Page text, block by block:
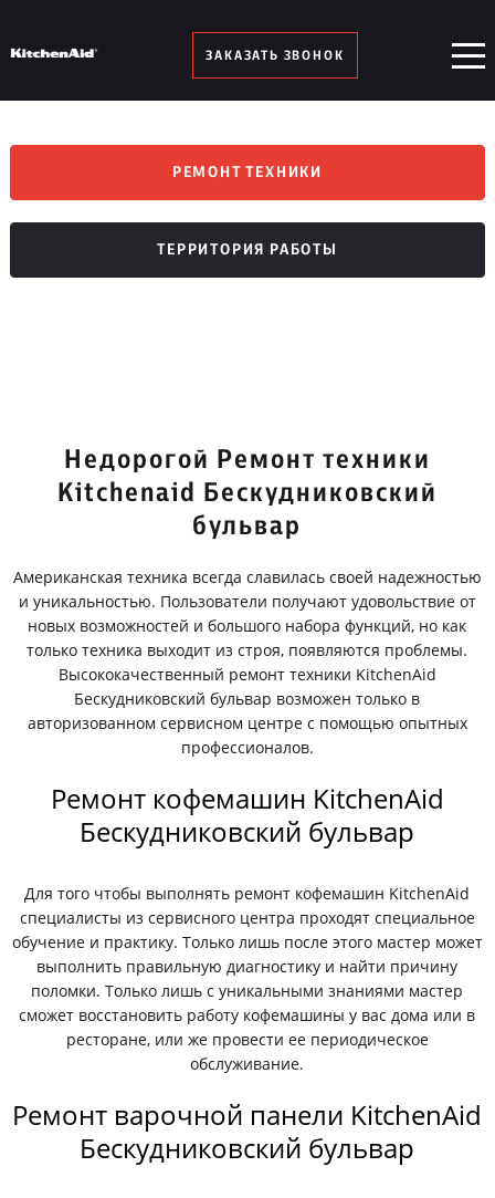
ЗАКАЗАТЬ ЗВОНОК
РЕМОНТ ТЕХНИКИ
ТЕРРИТОРИЯ РАБОТЫ
Недорогой Ремонт техники
Kitchenaid Бескудниковский
бульвар
Американская техника всегда славилась своей надежностью
и уникальностью. Пользователи получают удовольствие от
новых возможностей и большого набора функций, но как
только техника выходит из строя, появляются проблемы.
Высококачественный ремонт техники KitchenAid
Бескудниковский бульвар возможен только в
авторизованном сервисном центре с помощью опытных
профессионалов.
Ремонт кофемашин KitchenAid
Бескудниковский бульвар
Для того чтобы выполнять ремонт кофемашин KitchenAid
специалисты из сервисного центра проходят специальное
обучение и практику. Только лишь после этого мастер может
выполнить правильную диагностику и найти причину
поломки. Только лишь с уникальными знаниями мастер
сможет восстановить работу кофемашины у вас дома или в
ресторане, или же провести ее периодическое
обслуживание.
Ремонт варочной панели KitchenAid
Бескудниковский бульвар